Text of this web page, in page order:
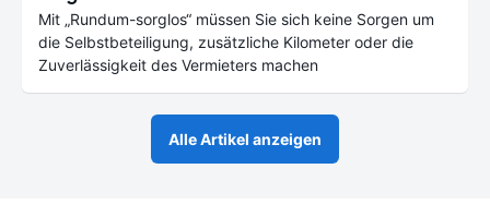
Mit „Rundum-sorglos“ müssen Sie sich keine Sorgen um
die Selbstbeteiligung, zusätzliche Kilometer oder die
Zuverlässigkeit des Vermieters machen
Alle Artikel anzeigen